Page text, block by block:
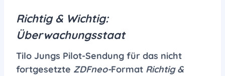
YouTube privacy policy
Accept YouTube Content
Richtig & Wichtig:
Überwachungsstaat
Tilo Jungs Pilot-Sendung für das nicht
fortgesetzte ZDFneo-Format Richtig &